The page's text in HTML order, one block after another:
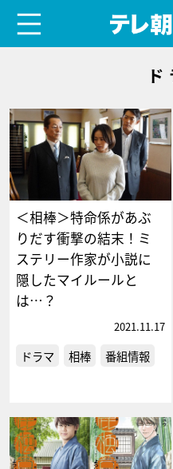
＜相棒＞特命係があぶ
りだす衝撃の結末！ミ
ステリー作家が小説に
隠したマイルールと
は…？
2021.11.17
ドラマ 相棒 番組情報